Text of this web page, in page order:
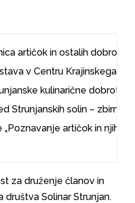
artičok in ostalih dobrot
v Centru Krajinskega
kulinarične dobrote
Strunjanskih solin – zbirno
„Poznavanje artičok in
za druženje članov in
Solinar Strunjan.